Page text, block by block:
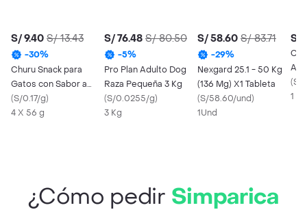
S/ 9.40 S/ 13.43
-30%
Churu Snack para
Gatos con Sabor a
Pollo
(S/0.17/g)
4 X 56 g
S/ 76.48 S/ 80.50
-5%
Pro Plan Adulto Dog
Raza Pequeña 3 Kg
(S/0.0255/g)
3 Kg
S/ 58.60 S/ 83.71
-29%
Nexgard 25.1 - 50 Kg
(136 Mg) X1 Tableta
(S/58.60/und)
1Und
S/
(S/
1 X
¿Cómo pedir Simparica